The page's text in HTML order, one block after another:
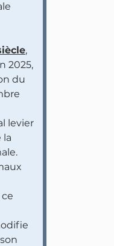
,
2025,
du
levier
la